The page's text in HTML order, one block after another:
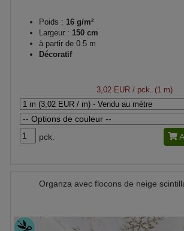
Poids : 16 g/m²
Largeur : 150 cm
à partir de 0.5 m
Décoratif
3,02 EUR/ pck. (1 m)
pck.
Organza avec flocons de neige